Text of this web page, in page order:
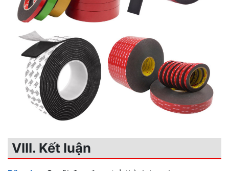
VIII. Kết luận